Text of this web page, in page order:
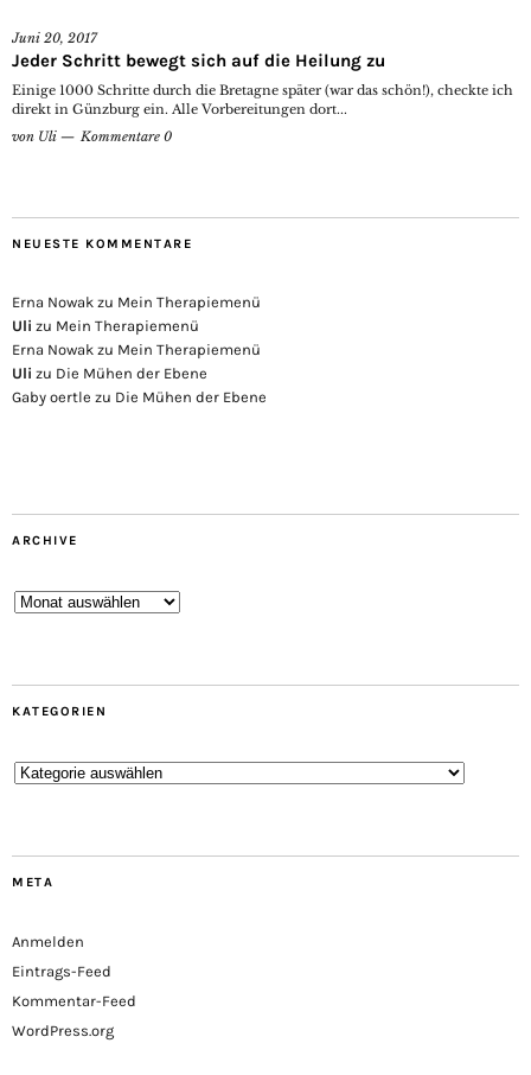
Juni 20, 2017
Jeder Schritt bewegt sich auf die Heilung zu
Einige 1000 Schritte durch die Bretagne später (war das schön!), checkte ich
direkt in Günzburg ein. Alle Vorbereitungen dort...
von Uli Kommentare 0
NEUESTE KOMMENTARE
Erna Nowak zu Mein Therapiemenü
Uli zu Mein Therapiemenü
Erna Nowak zu Mein Therapiemenü
Uli zu Die Mühen der Ebene
Gaby oertle zu Die Mühen der Ebene
ARCHIVE
Archive
KATEGORIEN
Kategorien
META
Anmelden
Eintrags-Feed
Kommentar-Feed
WordPress.org